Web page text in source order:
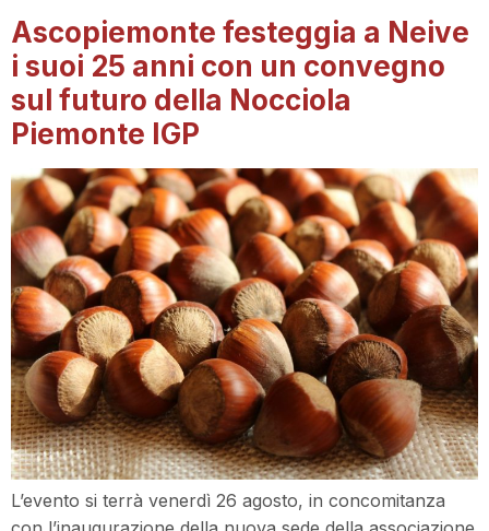
Ascopiemonte festeggia a Neive
i suoi 25 anni con un convegno
sul futuro della Nocciola
Piemonte IGP
L’evento si terrà venerdì 26 agosto, in concomitanza